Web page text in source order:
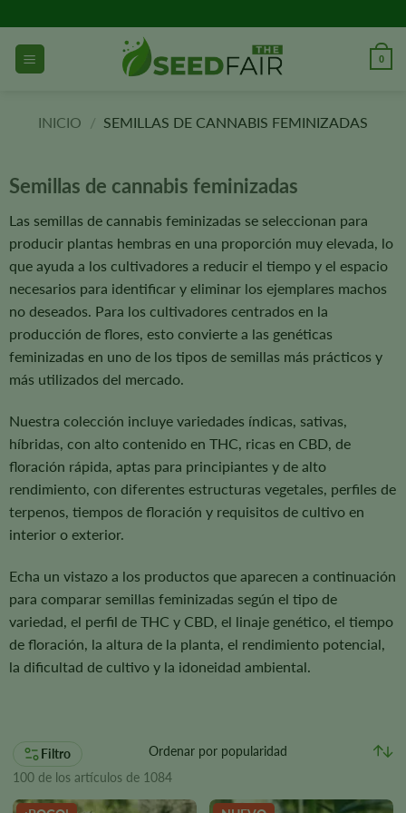
al
contenido
0
INICIO / SEMILLAS DE CANNABIS FEMINIZADAS
Semillas de cannabis feminizadas
Las semillas de cannabis feminizadas se seleccionan para
producir plantas hembras en una proporción muy elevada, lo
que ayuda a los cultivadores a reducir el tiempo y el espacio
necesarios para identificar y eliminar los ejemplares machos
no deseados. Para los cultivadores centrados en la
producción de flores, esto convierte a las genéticas
feminizadas en uno de los tipos de semillas más prácticos y
más utilizados del mercado.
Nuestra colección incluye variedades índicas, sativas,
híbridas, con alto contenido en THC, ricas en CBD, de
floración rápida, aptas para principiantes y de alto
rendimiento, con diferentes estructuras vegetales, perfiles de
terpenos, tiempos de floración y requisitos de cultivo en
interior o exterior.
Echa un vistazo a los productos que aparecen a continuación
para comparar semillas feminizadas según el tipo de
variedad, el perfil de THC y CBD, el linaje genético, el tiempo
de floración, la altura de la planta, el rendimiento potencial,
la dificultad de cultivo y la idoneidad ambiental.
Filtro
100 de los artículos de 1084